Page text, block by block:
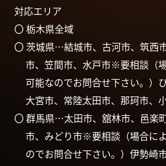
対応エリア
〇 栃木県全域
〇 茨城県…結城市、古河市、筑西
市、笠間市、水戸市※要相談（
可能なのでお問合せ下さい。）
大宮市、常陸太田市、那珂市、
〇 群馬県…太田市、舘林市、邑楽
市、みどり市※要相談（場合に
のでお問合せ下さい。）伊勢崎